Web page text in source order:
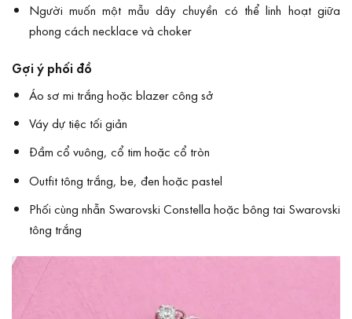
Người muốn một mẫu dây chuyền có thể linh hoạt giữa
phong cách necklace và choker
Gợi ý phối đồ
Áo sơ mi trắng hoặc blazer công sở
Váy dự tiệc tối giản
Đầm cổ vuông, cổ tim hoặc cổ tròn
Outfit tông trắng, be, đen hoặc pastel
Phối cùng nhẫn Swarovski Constella hoặc bông tai Swarovski
tông trắng